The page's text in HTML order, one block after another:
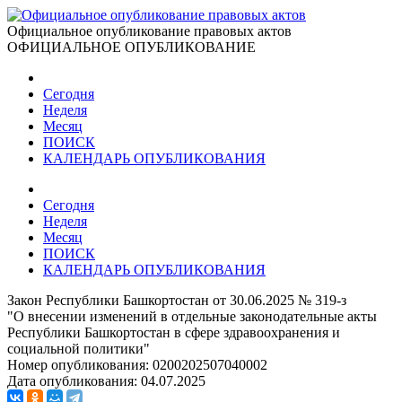
Официальное опубликование правовых актов
ОФИЦИАЛЬНОЕ ОПУБЛИКОВАНИЕ
Сегодня
Неделя
Месяц
ПОИСК
КАЛЕНДАРЬ ОПУБЛИКОВАНИЯ
Сегодня
Неделя
Месяц
ПОИСК
КАЛЕНДАРЬ ОПУБЛИКОВАНИЯ
Закон Республики Башкортостан от 30.06.2025 № 319-з
"О внесении изменений в отдельные законодательные акты
Республики Башкортостан в сфере здравоохранения и
социальной политики"
Номер опубликования: 0200202507040002
Дата опубликования: 04.07.2025